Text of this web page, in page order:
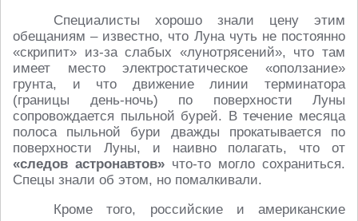
Специалисты хорошо знали цену этим
обещаниям – известно, что Луна чуть не постоянно
«скрипит» из-за слабых «лунотрясений», что там
имеет место электростатическое «оползание»
грунта, и что движение линии терминатора
(границы день-ночь) по поверхности Луны
сопровождается пыльной бурей. В течение месяца
полоса пыльной бури дважды прокатывается по
поверхности Луны, и наивно полагать, что от
«следов астронавтов» что-то могло сохраниться.
Спецы знали об этом, но помалкивали.
Кроме того, российские и американские